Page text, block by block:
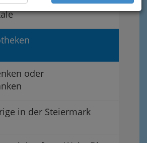
oder
in der Steiermark